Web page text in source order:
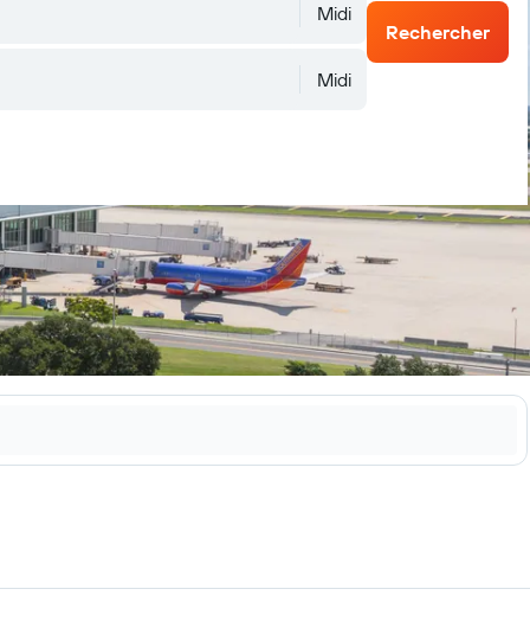
Midi
Midi
Rechercher